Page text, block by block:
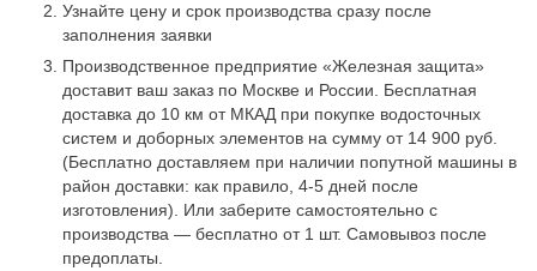
Узнайте цену и срок производства сразу после
заполнения заявки
Производственное предприятие «Железная защита»
доставит ваш заказ по Москве и России. Бесплатная
доставка до 10 км от МКАД при покупке водосточных
систем и доборных элементов на сумму от 14 900 руб.
(Бесплатно доставляем при наличии попутной машины в
район доставки: как правило, 4-5 дней после
изготовления). Или заберите самостоятельно с
производства — бесплатно от 1 шт. Самовывоз после
предоплаты.